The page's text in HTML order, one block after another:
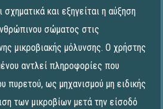
και εξηγείται η αύξηση
σώματος στις
μικροβιακής μόλυνσης. Ο χρήστης
αντλεί πληροφορίες που
πυρετού, ως μηχανισμού μη ειδικής
των μικροβίων μετά την είσοδό